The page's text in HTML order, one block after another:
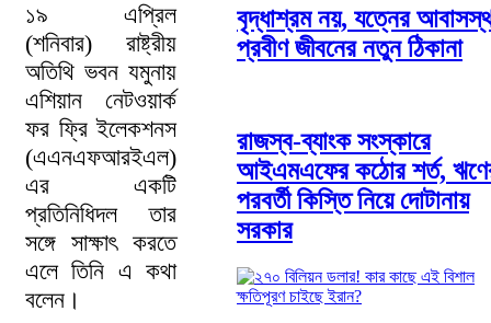
১৯ এপ্রিল
(শনিবার) রাষ্ট্রীয়
অতিথি ভবন যমুনায়
এশিয়ান নেটওয়ার্ক
ফর ফ্রি ইলেকশনস
(এএনএফআরইএল)
এর একটি
প্রতিনিধিদল তার
সঙ্গে সাক্ষাৎ করতে
এলে তিনি এ কথা
বলেন।
বৃদ্ধাশ্রম নয়, যত্নের
প্রবীণ জীবনের নতুন ঠিকানা
রাজস্ব-ব্যাংক সংস্কারে
আইএমএফের কঠোর শর্ত,
পরবর্তী কিস্তি নিয়ে দোটানায়
সরকার